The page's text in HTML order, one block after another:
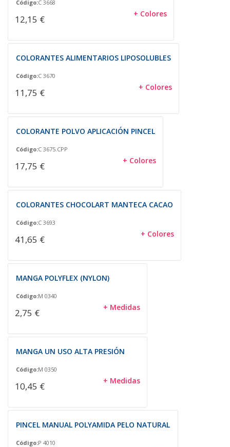
Código:C 3668
12,15 € + Colores
COLORANTES ALIMENTARIOS LIPOSOLUBLES
Código:C 3670
11,75 € + Colores
COLORANTE POLVO APLICACIÓN PINCEL
Código:C 3675.CPP
17,75 € + Colores
COLORANTES CHOCOLART MANTECA CACAO
Código:C 3693
41,65 € + Colores
MANGA POLYFLEX (NYLON)
Código:M 0340
2,75 € + Medidas
MANGA UN USO ALTA PRESIÓN
Código:M 0350
10,45 € + Medidas
PINCEL MANUAL POLYAMIDA PELO NATURAL
Código:P 4010